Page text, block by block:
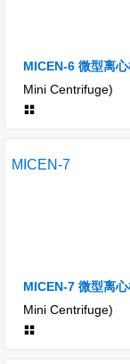
MICEN-6 微型离
Mini Centrifuge)
MICEN-7
MICEN-7 微型离
Mini Centrifuge)